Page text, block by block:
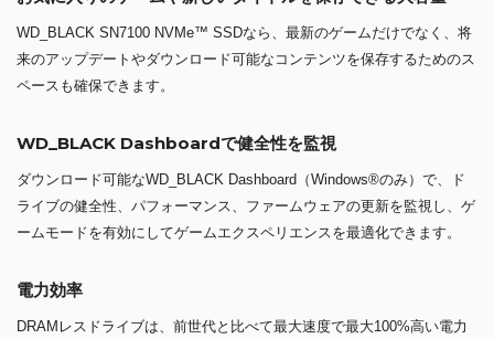
WD_BLACK SN7100 NVMe™ SSDなら、最新のゲームだけでなく、将
来のアップデートやダウンロード可能なコンテンツを保存するためのス
ペースも確保できます。
WD_BLACK Dashboardで健全性を監視
ダウンロード可能なWD_BLACK Dashboard（Windows®のみ）で、ド
ライブの健全性、パフォーマンス、ファームウェアの更新を監視し、ゲ
ームモードを有効にしてゲームエクスペリエンスを最適化できます。
電力効率
DRAMレスドライブは、前世代と比べて最大速度で最大100%高い電力